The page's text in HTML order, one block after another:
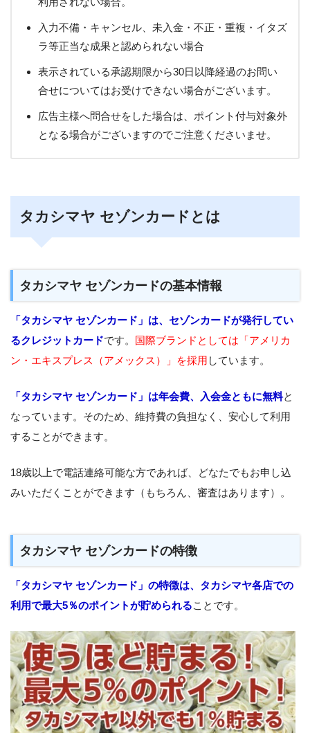
入力不備・キャンセル、未入金・不正・重複・イタズ
ラ等正当な成果と認められない場合
表示されている承認期限から30日以降経過のお問い
合せについてはお受けできない場合がございます。
広告主様へ問合せをした場合は、ポイント付与対象外
となる場合がございますのでご注意くださいませ。
タカシマヤ セゾンカードとは
タカシマヤ セゾンカードの基本情報
「タカシマヤ セゾンカード」は、セゾンカードが発行してい
るクレジットカードです。 国際ブランドとしては「アメリカ
ン・エキスプレス（アメックス）」を採用 しています。
「タカシマヤ セゾンカード」は年会費、入会金ともに無料と
なっています。そのため、維持費の負担なく、安心して利用
することができます。
18歳以上で電話連絡可能な方であれば、どなたでもお申し込
みいただくことができます（もちろん、審査はあります）。
タカシマヤ セゾンカードの特徴
「タカシマヤ セゾンカード」の特徴は、タカシマヤ各店での
利用で最大5％のポイントが貯められることです。